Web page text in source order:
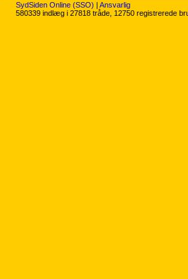
SydSiden Online (SSO) | Ansvarlig
580339 indlæg i 27818 tråde, 12750 registrerede